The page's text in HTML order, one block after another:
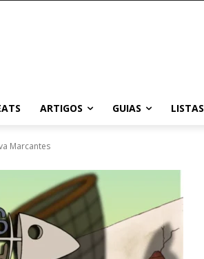
ARTIGOS GUIAS LISTAS
Marcantes